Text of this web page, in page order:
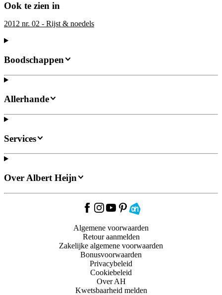
Ook te zien in
2012 nr. 02 - Rijst & noedels
Boodschappen
Allerhande
Services
Over Albert Heijn
Algemene voorwaarden
Retour aanmelden
Zakelijke algemene voorwaarden
Bonusvoorwaarden
Privacybeleid
Cookiebeleid
Over AH
Kwetsbaarheid melden